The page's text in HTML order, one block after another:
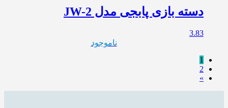
دسته بازی پابجی مدل JW-2
3.83
ناموجود
1
2
»